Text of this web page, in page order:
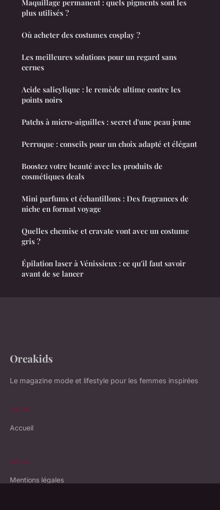
Maquillage permanent : quels pigments sont les
plus utilisés ?
Où acheter des costumes cosplay ?
Les meilleures solutions pour un regard sans
cernes
Acide salicylique : le remède ultime contre les
points noirs
Patchs à micro-aiguilles : secret d'une peau jeune
Perruque : conseils pour un choix adapté et élégant
Boostez votre beauté avec les produits de
cosmétiques deals
Mini parfums et échantillons : Des fragrances de
niche en format voyage
Quelles chemise et cravate vont avec un costume
gris ?
Épilation laser à Vénissieux : ce qu'il faut savoir
avant de se lancer
Oreakids
Le magazine mode et lifestyle pour les femmes inspirées
LIENS
Accueil
LÉGAL
Mentions légales